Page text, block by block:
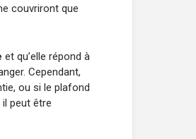
couvriront que
et qu’elle répond à
Cependant,
ou si le plafond
peut être